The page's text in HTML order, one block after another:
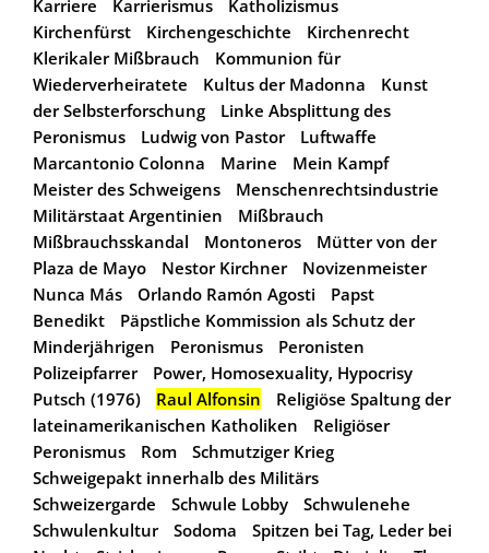
Karriere
Karrierismus
Katholizismus
Kirchenfürst
Kirchengeschichte
Kirchenrecht
Klerikaler Mißbrauch
Kommunion für
Wiederverheiratete
Kultus der Madonna
Kunst
der Selbsterforschung
Linke Absplittung des
Peronismus
Ludwig von Pastor
Luftwaffe
Marcantonio Colonna
Marine
Mein Kampf
Meister des Schweigens
Menschenrechtsindustrie
Militärstaat Argentinien
Mißbrauch
Mißbrauchsskandal
Montoneros
Mütter von der
Plaza de Mayo
Nestor Kirchner
Novizenmeister
Nunca Más
Orlando Ramón Agosti
Papst
Benedikt
Päpstliche Kommission als Schutz der
Minderjährigen
Peronismus
Peronisten
Polizeipfarrer
Power, Homosexuality, Hypocrisy
Putsch (1976)
Raul Alfonsin
Religiöse Spaltung der
lateinamerikanischen Katholiken
Religiöser
Peronismus
Rom
Schmutziger Krieg
Schweigepakt innerhalb des Militärs
Schweizergarde
Schwule Lobby
Schwulenehe
Schwulenkultur
Sodoma
Spitzen bei Tag, Leder bei